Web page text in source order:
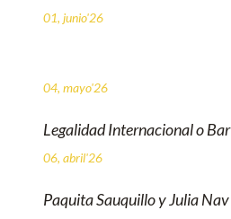
01, junio'26
04, mayo'26
Legalidad Internacional o Bar
06, abril'26
Paquita Sauquillo y Julia Nav